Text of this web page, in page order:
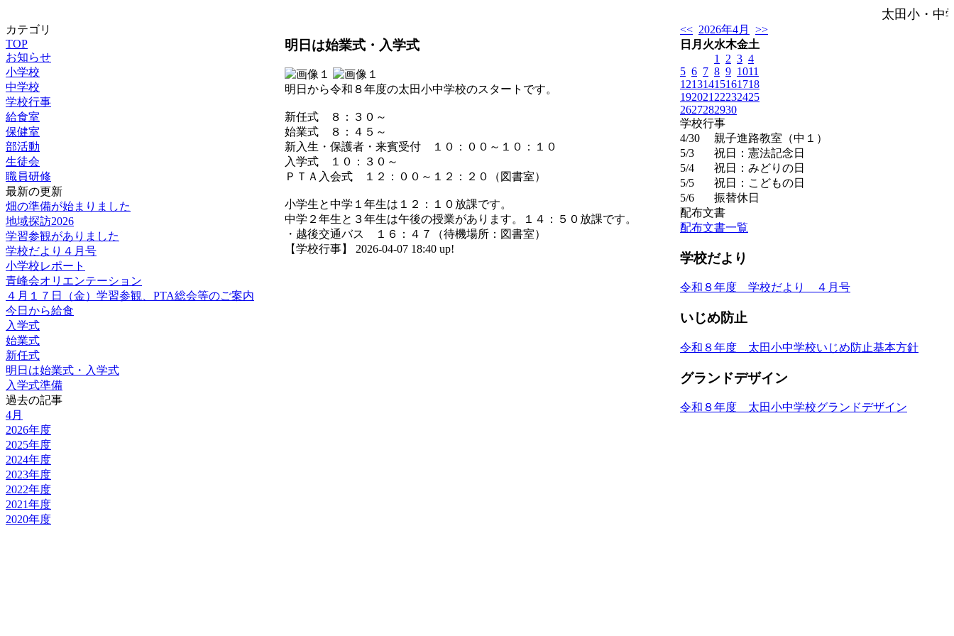
太田小・中
カテゴリ
TOP
お知らせ
小学校
中学校
学校行事
給食室
保健室
部活動
生徒会
職員研修
最新の更新
畑の準備が始まりました
地域探訪2026
学習参観がありました
学校だより４月号
小学校レポート
青峰会オリエンテーション
４月１７日（金）学習参観、PTA総会等のご案内
今日から給食
入学式
始業式
新任式
明日は始業式・入学式
入学式準備
過去の記事
4月
2026年度
2025年度
2024年度
2023年度
2022年度
2021年度
2020年度
明日は始業式・入学式
明日から令和８年度の太田小中学校のスタートです。
新任式 ８：３０～
始業式 ８：４５～
新入生・保護者・来賓受付 １０：００～１０：１０
入学式 １０：３０～
ＰＴＡ入会式 １２：００～１２：２０（図書室）
小学生と中学１年生は１２：１０放課です。
中学２年生と３年生は午後の授業があります。１４：５０放課です。
・越後交通バス １６：４７（待機場所：図書室）
【学校行事】 2026-04-07 18:40 up!
<< 2026年4月
>>
日 月 火水木金土
1
2 3 4
5 6 7 8 9 1011
12131415161718
192021 22232425
2627282930
学校行事
4/30
親子進路教室（中１）
5/3
祝日：憲法記念日
5/4
祝日：みどりの日
5/5
祝日：こどもの日
5/6
振替休日
配布文書
配布文書一覧
学校だより
令和８年度 学校だより ４月号
いじめ防止
令和８年度 太田小中学校いじめ防止基本方針
グランドデザイン
令和８年度 太田小中学校グランドデザイン